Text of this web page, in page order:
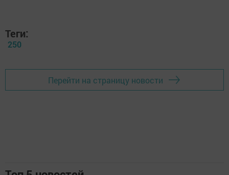
Теги:
250
Перейти на страницу новости